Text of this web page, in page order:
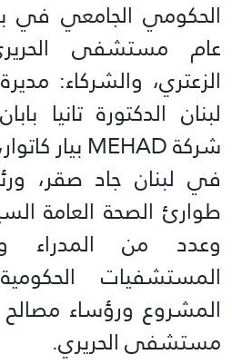
الحكومي الجامعي في
عام مستشفى
لبنان الدكتورة تانيا
في لبنان جاد صقر،
طوارئ الصحة العامة
وعدد من المدراء
المستشفيات
المشروع ورؤساء
مستشفى الحريري.